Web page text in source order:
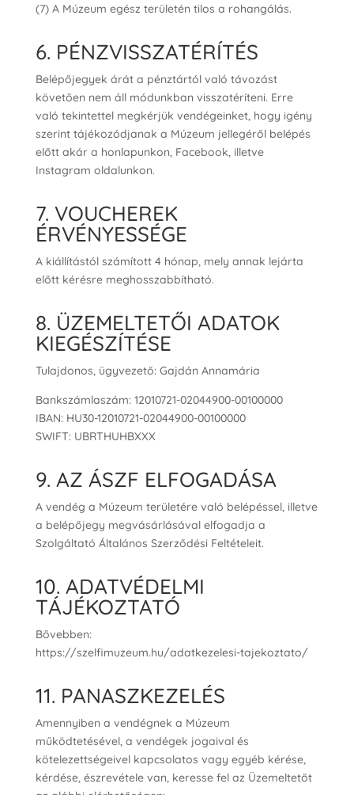
(7) A Múzeum egész területén tilos a rohangálás.
6. PÉNZVISSZATÉRÍTÉS
Belépőjegyek árát a pénztártól való távozást
követően nem áll módunkban visszatéríteni. Erre
való tekintettel megkérjük vendégeinket, hogy igény
szerint tájékozódjanak a Múzeum jellegéről belépés
előtt akár a honlapunkon, Facebook, illetve
Instagram oldalunkon.
7. VOUCHEREK
ÉRVÉNYESSÉGE
A kiállítástól számított 4 hónap, mely annak lejárta
előtt kérésre meghosszabbítható.
8. ÜZEMELTETŐI ADATOK
KIEGÉSZÍTÉSE
Tulajdonos, ügyvezető: Gajdán Annamária
Bankszámlaszám: 12010721-02044900-00100000
IBAN: HU30-12010721-02044900-00100000
SWIFT: UBRTHUHBXXX
9. AZ ÁSZF ELFOGADÁSA
A vendég a Múzeum területére való belépéssel, illetve
a belépőjegy megvásárlásával elfogadja a
Szolgáltató Általános Szerződési Feltételeit.
10. ADATVÉDELMI
TÁJÉKOZTATÓ
Bővebben:
https://szelfimuzeum.hu/adatkezelesi-tajekoztato/
11. PANASZKEZELÉS
Amennyiben a vendégnek a Múzeum
működtetésével, a vendégek jogaival és
kötelezettségeivel kapcsolatos vagy egyéb kérése,
kérdése, észrevétele van, keresse fel az Üzemeltetőt